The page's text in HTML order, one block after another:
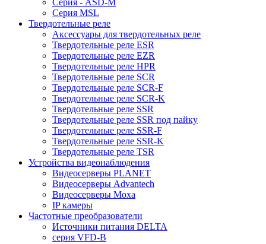
Серия - ASD-M
Серия MSL
Твердотельные реле
Аксессуары для твердотельных реле
Твердотельные реле ESR
Твердотельные реле EZR
Твердотельные реле HPR
Твердотельные реле SCR
Твердотельные реле SCR-F
Твердотельные реле SCR-K
Твердотельные реле SSR
Твердотельные реле SSR под пайку
Твердотельные реле SSR-F
Твердотельные реле SSR-K
Твердотельные реле TSR
Устройства видеонаблюдения
Видеосерверы PLANET
Видеосерверы Advantech
Видеосерверы Moxa
IP камеры
Частотные преобразователи
Источники питания DELTA
серия VFD-B